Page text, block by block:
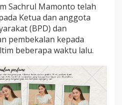
n
t
a
h
a
n
B
a
g
i
P
Sachrul Mamonto telah
Ketua dan anggota
(BPD) dan
pembekalan kepada
beberapa waktu lalu.